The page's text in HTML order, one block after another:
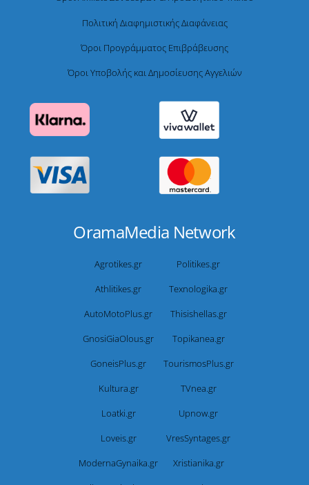
Πολιτική Διαφημιστικής Διαφάνειας
Όροι Προγράμματος Επιβράβευσης
Όροι Υποβολής και Δημοσίευσης Αγγελιών
OramaMedia Network
Agrotikes.gr
Politikes.gr
Athlitikes.gr
Texnologika.gr
AutoMotoPlus.gr
Thisishellas.gr
GnosiGiaOlous.gr
Topikanea.gr
GoneisPlus.gr
TourismosPlus.gr
Kultura.gr
TVnea.gr
Loatki.gr
Upnow.gr
Loveis.gr
VresSyntages.gr
ModernaGynaika.gr
Xristianika.gr